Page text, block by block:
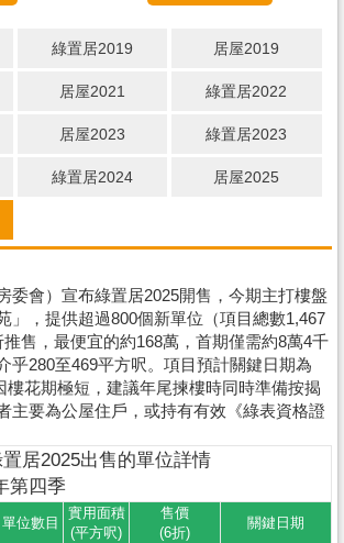
綠置居2019 居屋2019
居屋2021 綠置居2022
居屋2023 綠置居2023
綠置居2024 居屋2025
委會）宣布綠置居2025開售，今期主打樓盤
」，提供超過800個新單位（項目總數1,467
售，最便宜的約168萬，首期僅需約8萬4千
乎280至469平方呎。項目預計關鍵日期為
樓花期極短，建議年尾揀樓時同時準備按揭
主要為公屋住戶，或持有有效《綠表資格證
居2025出售的單位詳情
第四季
單位數目
實用面積
(平方呎)
售價
(6折)
關鍵日期